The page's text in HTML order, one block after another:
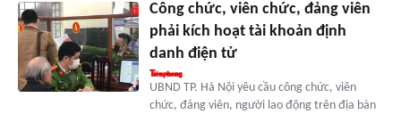
Công chức, viên chức, đảng viên
phải kích hoạt tài khoản định
danh điện tử
UBND TP. Hà Nội yêu cầu công chức, viên
chức, đảng viên, người lao động trên địa bàn